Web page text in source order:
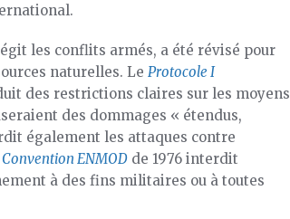
les conflits armés, a été révisé pour
naturelles. Le Protocole I
des restrictions claires sur les moyens
des dommages « étendus,
également les attaques contre
Convention ENMOD de 1976 interdit
à des fins militaires ou à toutes